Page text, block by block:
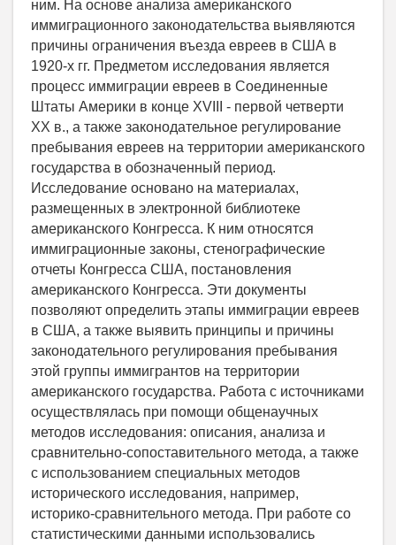
ним. На основе анализа американского
иммиграционного законодательства выявляются
причины ограничения въезда евреев в США в
1920-х гг. Предметом исследования является
процесс иммиграции евреев в Соединенные
Штаты Америки в конце XVIII - первой четверти
XX в., а также законодательное регулирование
пребывания евреев на территории американского
государства в обозначенный период.
Исследование основано на материалах,
размещенных в электронной библиотеке
американского Конгресса. К ним относятся
иммиграционные законы, стенографические
отчеты Конгресса США, постановления
американского Конгресса. Эти документы
позволяют определить этапы иммиграции евреев
в США, а также выявить принципы и причины
законодательного регулирования пребывания
этой группы иммигрантов на территории
американского государства. Работа с источниками
осуществлялась при помощи общенаучных
методов исследования: описания, анализа и
сравнительно-сопоставительного метода, а также
с использованием специальных методов
исторического исследования, например,
историко-сравнительного метода. При работе со
статистическими данными использовались